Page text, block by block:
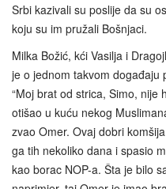
Srbi kazivali su poslije da su
koju su im pružali Bošnjaci.
Milka Božić, kći Vasilja i
je o jednom takvom događaju
“Moj brat od strica, Simo, nije
otišao u kuću nekog
zvao Omer. Ovaj dobri
ga tih nekoliko dana i spasio
kao borac NOP-a. Šta je bilo